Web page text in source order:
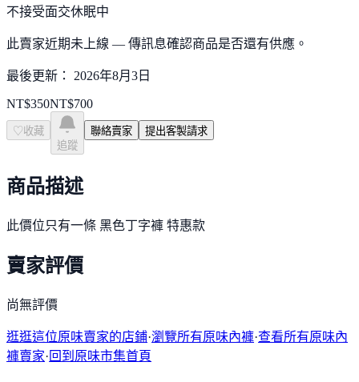
不接受面交休眠中
此賣家近期未上線 — 傳訊息確認商品是否還有供應。
最後更新： 2026年8月3日
NT$350NT$700
♡ 收藏
追蹤
聯絡賣家 提出客製請求
商品描述
此價位只有一條 黑色丁字褲 特惠款
賣家評價
尚無評價
逛逛這位原味賣家的店鋪·瀏覽所有原味內褲·查看所有原味內
褲賣家·回到原味市集首頁